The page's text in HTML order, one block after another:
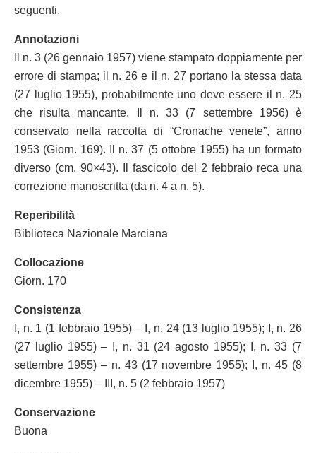
seguenti.
Annotazioni
Il n. 3 (26 gennaio 1957) viene stampato doppiamente per
errore di stampa; il n. 26 e il n. 27 portano la stessa data
(27 luglio 1955), probabilmente uno deve essere il n. 25
che risulta mancante. Il n. 33 (7 settembre 1956) è
conservato nella raccolta di “Cronache venete”, anno
1953 (Giorn. 169). Il n. 37 (5 ottobre 1955) ha un formato
diverso (cm. 90×43). Il fascicolo del 2 febbraio reca una
correzione manoscritta (da n. 4 a n. 5).
Reperibilità
Biblioteca Nazionale Marciana
Collocazione
Giorn. 170
Consistenza
I, n. 1 (1 febbraio 1955) – I, n. 24 (13 luglio 1955); I, n. 26
(27 luglio 1955) – I, n. 31 (24 agosto 1955); I, n. 33 (7
settembre 1955) – n. 43 (17 novembre 1955); I, n. 45 (8
dicembre 1955) – III, n. 5 (2 febbraio 1957)
Conservazione
Buona